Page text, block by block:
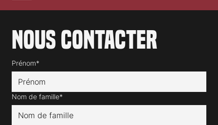
Nous contacter
Prénom*
Nom de famille*